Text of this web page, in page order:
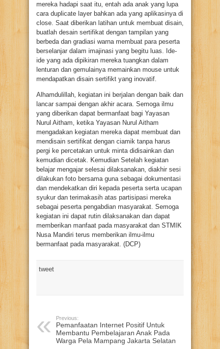
mereka hadapi saat itu, entah ada anak yang lupa
cara duplicate layer bahkan ada yang aplikasinya di
close. Saat diberikan latihan untuk membuat disain,
buatlah desain sertifikat dengan tampilan yang
berbeda dan gradiasi warna membuat para peserta
berselanjar dalam imajinasi yang begitu luas. Ide-
ide yang ada dipikiran mereka tuangkan dalam
lenturan dan gemulainya memainkan mouse untuk
mendapatkan disain sertifikt yang inovatif.
Alhamdulillah, kegiatan ini berjalan dengan baik dan
lancar sampai dengan akhir acara. Semoga ilmu
yang diberikan dapat bermanfaat bagi Yayasan
Nurul Aitham, ketika Yayasan Nurul Aitham
mengadakan kegiatan mereka dapat membuat dan
mendisain sertifikat dengan ciamik tanpa harus
pergi ke percetakan untuk minta didisainkan dan
kemudian dicetak. Kemudian Setelah kegiatan
belajar mengajar selesai dilaksanakan, diakhir sesi
dilakukan foto bersama guna sebagai dokumentasi
dan mendekatkan diri kepada peserta serta ucapan
syukur dan terimakasih atas partisipasi mereka
sebagai peserta pengabdian masyarakat. Semoga
kegiatan ini dapat rutin dilaksanakan dan dapat
memberikan manfaat pada masyarakat dan STMIK
Nusa Mandiri terus memberikan ilmu-ilmu
bermanfaat pada masyarakat. (DCP)
tweet
Previous:
Pemanfaatan Internet Positif Untuk
Membantu Pembelajaran Anak Pada
Warga Pela Mampang Jakarta Selatan